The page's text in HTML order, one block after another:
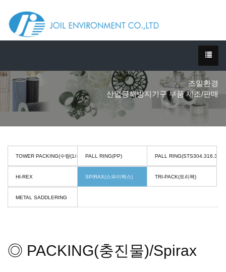
조일환경
산업공해방지기구 부품 제조/판매
TOWER PACKING(수량(1/㎥)) PALL RING(PP) PALL
HI-REX SPIRAX(스파이렉스) TRI-PACK(트리팩)
METAL SADDLERING
◎ PACKING(충진물)/Spirax